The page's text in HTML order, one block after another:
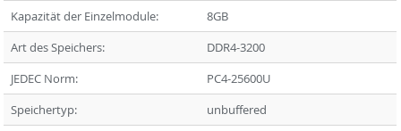
Kapazität der Einzelmodule:
8GB
Art des Speichers:
DDR4-3200
JEDEC Norm:
PC4-25600U
Speichertyp:
unbuffered